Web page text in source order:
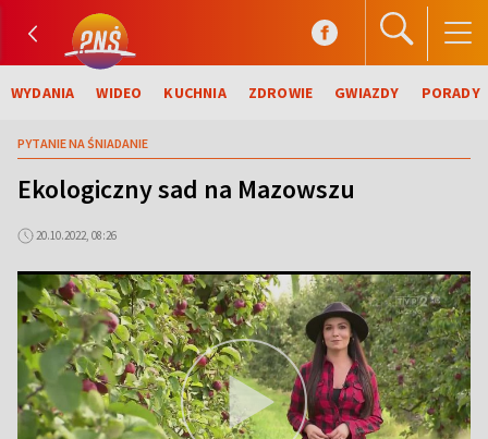
WYDANIA WIDEO KUCHNIA ZDROWIE GWIAZDY PORADY
PYTANIE NA ŚNIADANIE
Ekologiczny sad na Mazowszu
20.10.2022, 08:26